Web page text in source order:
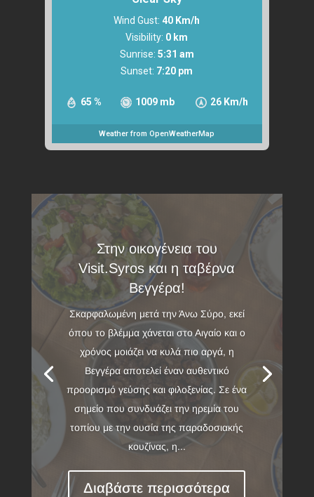
65 % 1009 mb 26 Km/h
Wind Gust: 40 Km/h
Visibility: 0 km
Sunrise: 5:31 am
Sunset: 7:20 pm
Weather from OpenWeatherMap
Στην οικογένεια του
Visit.Syros και η ταβέρνα
Βεγγέρα!
Σκαρφαλωμένη μετά την Άνω Σύρο, εκεί
όπου το βλέμμα χάνεται στο Αιγαίο και ο
χρόνος μοιάζει να κυλά πιο αργά, η
Βεγγέρα αποτελεί έναν αυθεντικό
προορισμό γεύσης και φιλοξενίας. Σε ένα
σημείο που συνδυάζει την ηρεμία του
τοπίου με την ουσία της παραδοσιακής
κουζίνας, η...
Διαβάστε περισσότερα